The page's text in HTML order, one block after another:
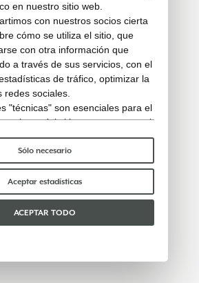
en nuestro sitio web.
con nuestros socios cierta
cómo se utiliza el sitio, que
con otra información que
a través de sus servicios, con el
de tráfico, optimizar la
redes sociales.
"técnicas" son esenciales para el
del sitio y no procesan ni
dato personal con terceros.
puedes consultar nuestra
qué cookies aceptar:
Sólo necesario
Aceptar estadísticas
ACEPTAR TODO